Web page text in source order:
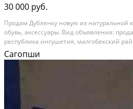
30 000 руб.
Продам Дубленку новую из натуральной
обувь, аксессуары. Вид объявления:
республика ингушетия, малгобекский
центральная улица, 14. Размер: > 50 (xxl)
Сагопши